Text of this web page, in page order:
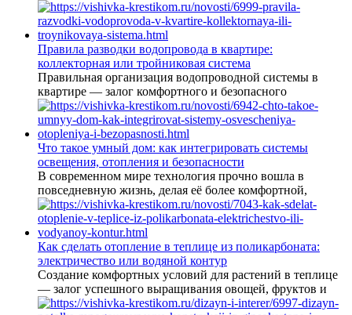
Правила разводки водопровода в квартире:
коллекторная или тройниковая система
Правильная организация водопроводной системы в
квартире — залог комфортного и безопасного
Что такое умный дом: как интегрировать системы
освещения, отопления и безопасности
В современном мире технология прочно вошла в
повседневную жизнь, делая её более комфортной,
Как сделать отопление в теплице из поликарбоната:
электричество или водяной контур
Создание комфортных условий для растений в теплице
— залог успешного выращивания овощей, фруктов и